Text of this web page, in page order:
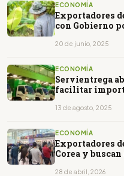
ECONOMÍA
Exportadores
con Gobierno
20 de junio, 2025
ECONOMÍA
Servientrega
facilitar
13 de agosto, 2025
ECONOMÍA
Exportadores
Corea y
28 de abril, 2026